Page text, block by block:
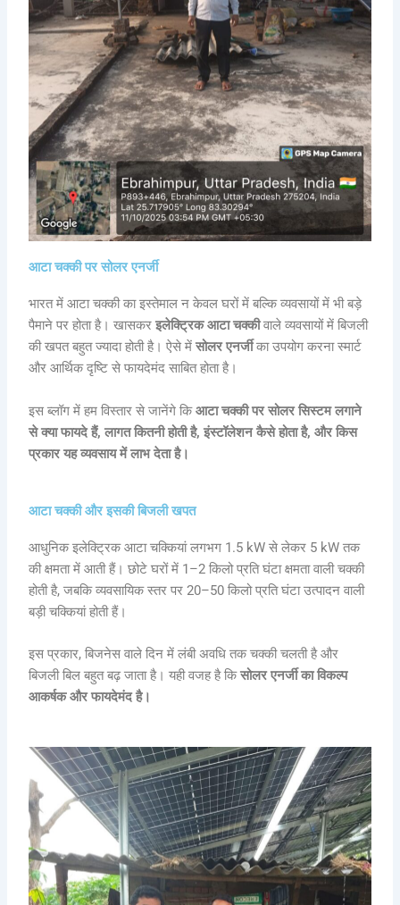
आटा चक्की पर सोलर एनर्जी
भारत में आटा चक्की का इस्तेमाल न केवल घरों में बल्कि व्यवसायों में भी बड़े
पैमाने पर होता है। खासकरइलेक्ट्रिक आटा चक्कीवाले व्यवसायों में बिजली
की खपत बहुत ज्यादा होती है। ऐसे मेंसोलर एनर्जीका उपयोग करना स्मार्ट
और आर्थिक दृष्टि से फायदेमंद साबित होता है।
इस ब्लॉग में हम विस्तार से जानेंगे किआटा चक्की पर सोलर सिस्टम लगाने
से क्या फायदे हैं, लागत कितनी होती है, इंस्टॉलेशन कैसे होता है, और किस
प्रकार यह व्यवसाय में लाभ देता है।
आटा चक्की और इसकी बिजली खपत
आधुनिक इलेक्ट्रिक आटा चक्कियां लगभग 1.5 kW से लेकर 5 kW तक
की क्षमता में आती हैं। छोटे घरों में 1–2 किलो प्रति घंटा क्षमता वाली चक्की
होती है, जबकि व्यवसायिक स्तर पर 20–50 किलो प्रति घंटा उत्पादन वाली
बड़ी चक्कियां होती हैं।
इस प्रकार, बिजनेस वाले दिन में लंबी अवधि तक चक्की चलती है और
बिजली बिल बहुत बढ़ जाता है। यही वजह है किसोलर एनर्जी का विकल्प
आकर्षक और फायदेमंद है।